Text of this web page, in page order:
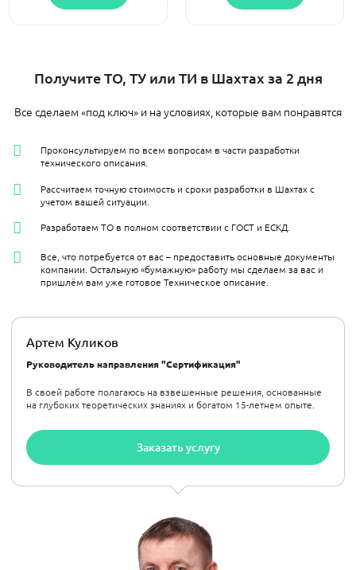
Получите ТО, ТУ или ТИ в Шахтах за 2 дня
Все сделаем «под ключ» и на условиях, которые вам понравятся
Артем Куликов
Руководитель направления "Сертификация"
В своей работе полагаюсь на взвешенные решения, основанные
на глубоких теоретических знаниях и богатом 15-летнем опыте.
Заказать услугу
Проконсультируем по всем вопросам в части разработки
технического описания.
Рассчитаем точную стоимость и сроки разработки в Шахтах с
учетом вашей ситуации.
Разработаем ТО в полном соответствии с ГОСТ и ЕСКД.
Все, что потребуется от вас – предоставить основные документы
компании. Остальную «бумажную» работу мы сделаем за вас и
пришлём вам уже готовое Техническое описание.